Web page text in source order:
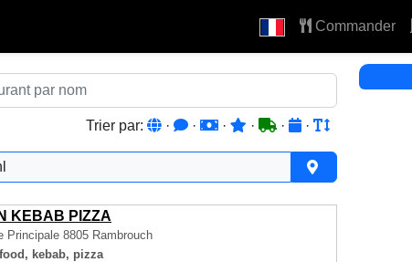
Commander
Trier par: · · · · · ·
KEBAB PIZZA
Principale 8805 Rambrouch
kebab, pizza